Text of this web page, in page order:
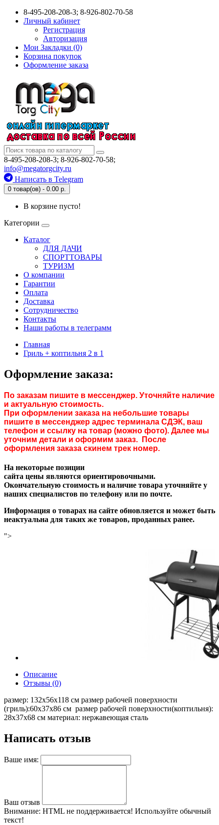
8-495-208-208-3; 8-926-802-70-58
Личный кабинет
Регистрация
Авторизация
Мои Закладки (0)
Корзина покупок
Оформление заказа
8-495-208-208-3; 8-926-802-70-58;
info@megatorgcity.ru
Написать в Telegram
0 товар(ов) - 0.00 р.
В корзине пусто!
Категории
Каталог
ДЛЯ ДАЧИ
СПОРТТОВАРЫ
ТУРИЗМ
О компании
Гарантии
Оплата
Доставка
Сотрудничество
Контакты
Наши работы в телеграмм
Главная
Гриль + коптильня 2 в 1
Оформление заказа:
По заказам пишите в мессенджер. Уточняйте наличие
и актуальную стоимость.
При оформлении заказа на небольшие товары
пишите в мессенджер адрес терминала СДЭК, ваш
телефон и ссылку на товар (можно фото). Далее мы
уточним детали и оформим заказ. После
оформления заказа скинем трек номер.
На некоторые позиции
сайта цены являются ориентировочными.
Окончательную стоимость и наличие товара уточняйте у
наших специалистов по телефону или по почте.
Информация о товарах на сайте обновляется и может быть
неактуальна для таких же товаров, проданных ранее.
">
Описание
Отзывы (0)
размер: 132х56х118 см размер рабочей поверхности
(гриль):60х37х86 см размер рабочей поверхности(коптильня):
28х37х68 см материал: нержавеющая сталь
Написать отзыв
Ваше имя:
Ваш отзыв
Внимание: HTML не поддерживается! Используйте обычный
текст!